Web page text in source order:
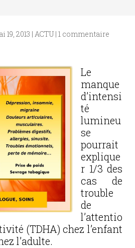
19, 2013 | ACTU | 1 commentaire
Le
manque
d’intensi
té
lumineu
se
pourrait
explique
r 1/3 des
cas de
trouble
de
l’attentio
(TDHA) chez l’enfant
l’adulte.